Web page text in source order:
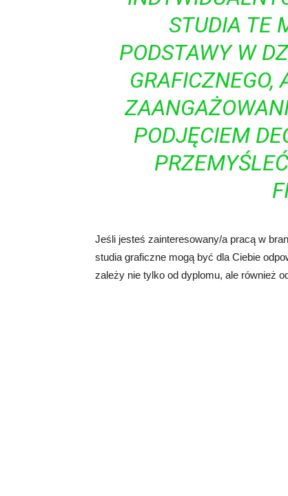
STUDIA TE
PODSTAWY W
PODJĘCIEM
Jeśli jesteś zainteresowany/a pracą w
studia graficzne mogą być dla Ciebie
zależy nie tylko od dyplomu, ale również